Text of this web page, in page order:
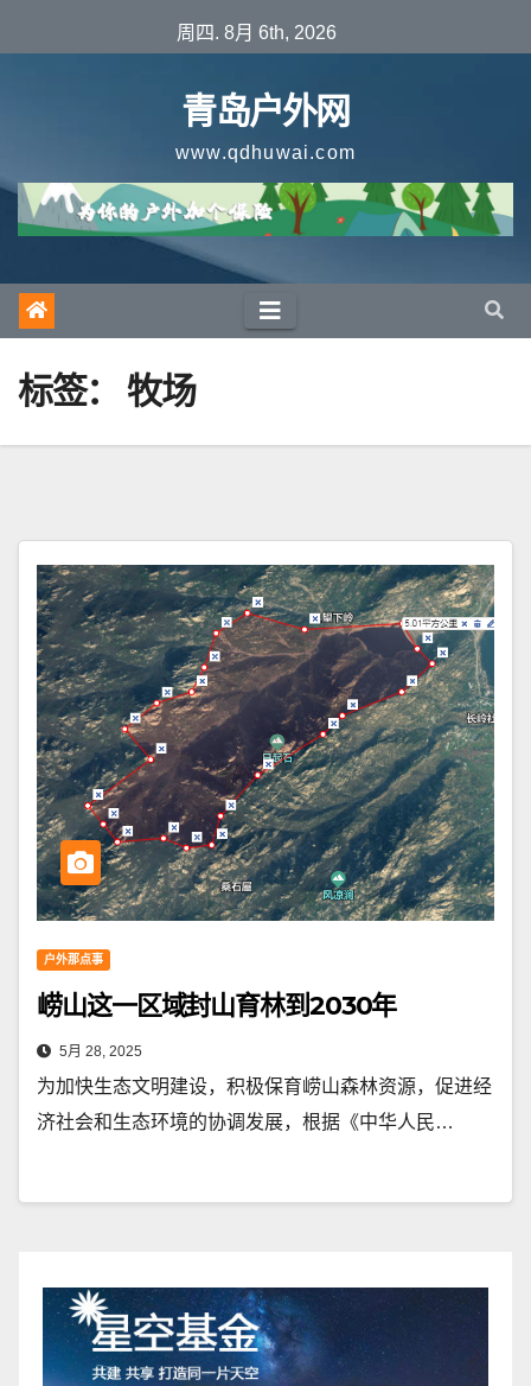
至
周四. 8月 6th, 2026
青岛户外网
www.qdhuwai.com
标签： 牧场
户外那点事
崂山这一区域封山育林到2030年
5月 28, 2025
为加快生态文明建设，积极保育崂山森林资源，促进经
济社会和生态环境的协调发展，根据《中华人民…